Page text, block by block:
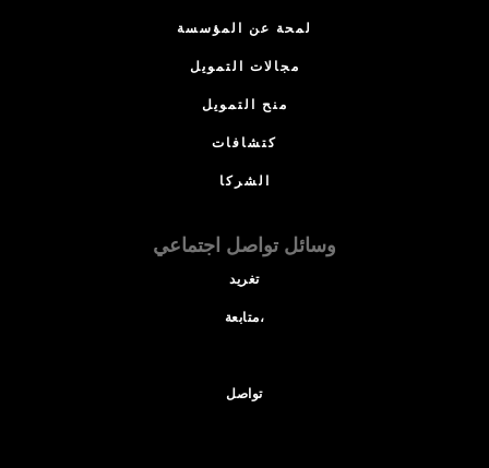
لمحة عن المؤسسة
مجالات التمويل
منح التمويل
كتشافات
الشركا
وسائل تواصل اجتماعي
تغريد
متابعة،
تواصل